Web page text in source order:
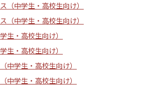
（中学生・高校生向け）
（中学生・高校生向け）
生・高校生向け）
生・高校生向け）
中学生・高校生向け）
中学生・高校生向け）